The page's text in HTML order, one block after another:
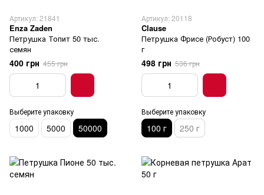
Артикул: 21841
Enza Zaden
Петрушка Топит 50 тыс.
семян
400 грн 455 грн
Выберите упаковку
1000 5000 50000
Артикул: 20118
Clause
Петрушка Фрисе (Робуст) 100
г
498 грн 536 грн
Выберите упаковку
100 г 250 г